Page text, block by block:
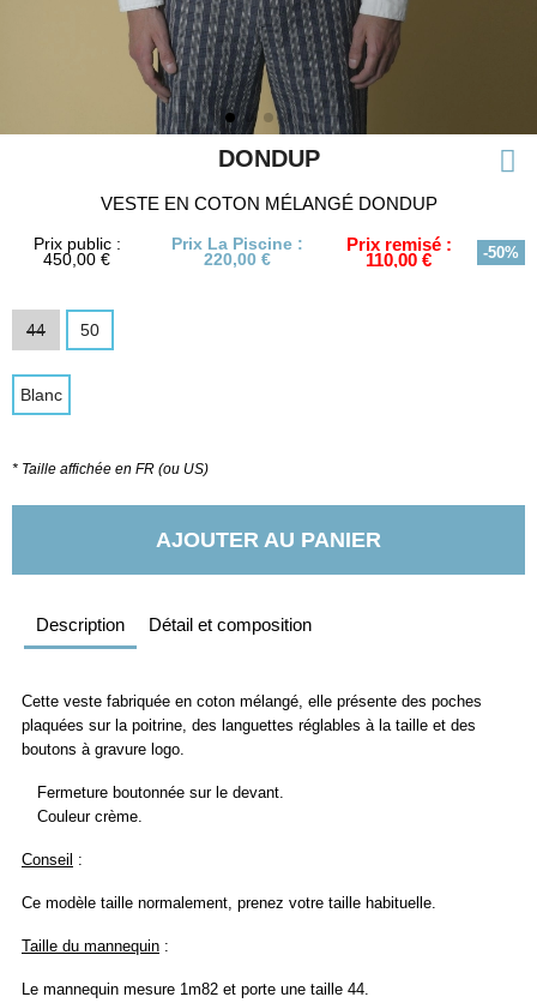
DONDUP
VESTE EN COTON MÉLANGÉ DONDUP
Prix public :
450,00 €
Prix La Piscine :
220,00 €
Prix remisé :
110,00 € -50%
44 50
Blanc
* Taille affichée en FR (ou US)
AJOUTER AU PANIER
Description Détail et composition
Cette veste fabriquée en coton mélangé, elle présente des poches
plaquées sur la poitrine, des languettes réglables à la taille et des
boutons à gravure logo.
Fermeture boutonnée sur le devant.
Couleur crème.
Conseil :
Ce modèle taille normalement, prenez votre taille habituelle.
Taille du mannequin :
Le mannequin mesure 1m82 et porte une taille 44.